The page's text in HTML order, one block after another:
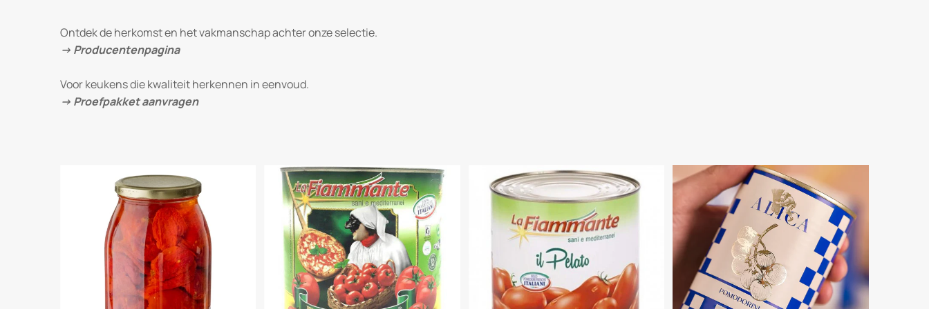
Ontdek de herkomst en het vakmanschap achter onze selectie.
→ Producentenpagina
Voor keukens die kwaliteit herkennen in eenvoud.
→ Proefpakket aanvragen